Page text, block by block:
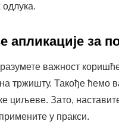
одлука.
апликације за
важност
тржишту. Такође ћемо
циљеве. Зато,
у пракси.